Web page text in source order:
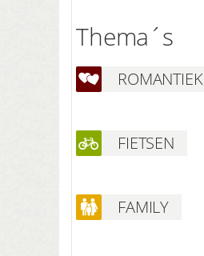
Thema´s
ROMANTIEK
FIETSEN
FAMILY